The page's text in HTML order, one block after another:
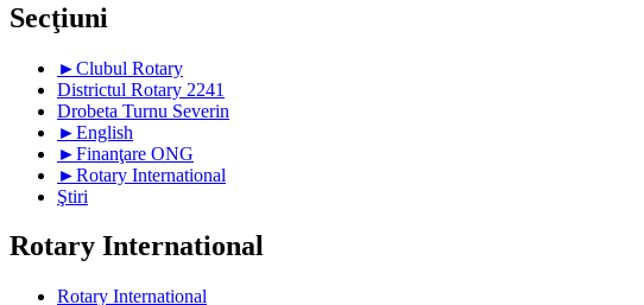
Secţiuni
►Clubul Rotary
Districtul Rotary 2241
Drobeta Turnu Severin
►English
►Finanţare ONG
►Rotary International
Ştiri
Rotary International
Rotary International